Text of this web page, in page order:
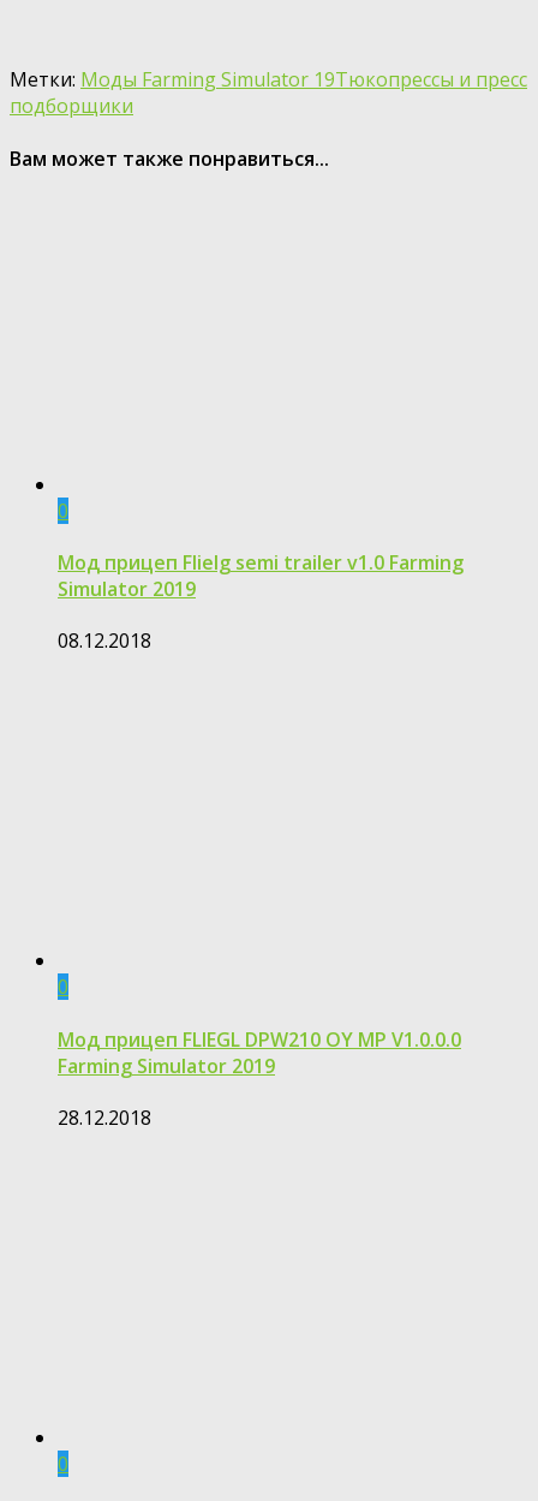
Метки: Моды Farming Simulator 19Тюкопрессы и пресс
подборщики
Вам может также понравиться...
0
Мод прицеп Flielg semi trailer v1.0 Farming
Simulator 2019
08.12.2018
0
Мод прицеп FLIEGL DPW210 OY MP V1.0.0.0
Farming Simulator 2019
28.12.2018
0